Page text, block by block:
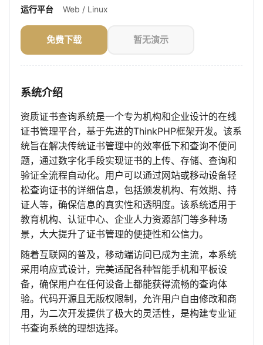
运行平台
Web / Linux
免费下载 暂无演示
系统介绍
资质证书查询系统是一个专为机构和企业设计的在线
证书管理平台，基于先进的ThinkPHP框架开发。该系
统旨在解决传统证书管理中的效率低下和查询不便问
题，通过数字化手段实现证书的上传、存储、查询和
验证全流程自动化。用户可以通过网站或移动设备轻
松查询证书的详细信息，包括颁发机构、有效期、持
证人等，确保信息的真实性和透明度。该系统适用于
教育机构、认证中心、企业人力资源部门等多种场
景，大大提升了证书管理的便捷性和公信力。
随着互联网的普及，移动端访问已成为主流，本系统
采用响应式设计，完美适配各种智能手机和平板设
备，确保用户在任何设备上都能获得流畅的查询体
验。代码开源且无版权限制，允许用户自由修改和商
用，为二次开发提供了极大的灵活性，是构建专业证
书查询系统的理想选择。